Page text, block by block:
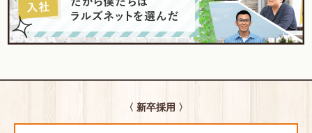
〈 新卒採用 〉